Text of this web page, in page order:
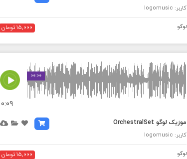
کاربر: logomusic
لوگو 15,000 تومان
00:00
MEDIA_ELEMENT_ERROR: Empty src attribute
0:09
موزیک لوگو OrchestralSet
کاربر: logomusic
لوگو 15,000 تومان